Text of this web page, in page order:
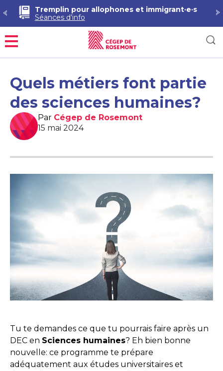
Tremplin pour allophones et immigrant·e·s
Séances d’info
Menu
Quels métiers font partie
des sciences humaines?
Par Cégep de Rosemont
15 mai 2024
Tu te demandes ce que tu pourrais faire après un
DEC en Sciences humaines? Eh bien bonne
nouvelle: ce programme te prépare
adéquatement aux études universitaires et